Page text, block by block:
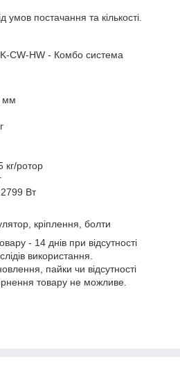
умов постачання та кількості.
CW-HW - Комбо система
мм
кг/ротор
Вт
кріплення, болти
- 14 днів при відсутності
використання.
пайки чи відсутності
товару не можливе.